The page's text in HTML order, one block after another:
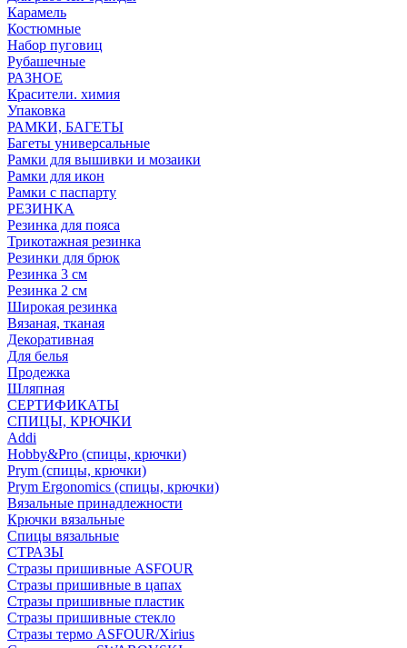
Карамель
Костюмные
Набор пуговиц
Рубашечные
РАЗНОЕ
Красители. химия
Упаковка
РАМКИ, БАГЕТЫ
Багеты универсальные
Рамки для вышивки и мозаики
Рамки для икон
Рамки с паспарту
РЕЗИНКА
Резинка для пояса
Трикотажная резинка
Резинки для брюк
Резинка 3 см
Резинка 2 см
Широкая резинка
Вязаная, тканая
Декоративная
Для белья
Продежка
Шляпная
СЕРТИФИКАТЫ
СПИЦЫ, КРЮЧКИ
Addi
Hobby&Pro (спицы, крючки)
Prym (спицы, крючки)
Prym Ergonomics (спицы, крючки)
Вязальные принадлежности
Крючки вязальные
Спицы вязальные
СТРАЗЫ
Стразы пришивные ASFOUR
Стразы пришивные в цапах
Стразы пришивные пластик
Стразы пришивные стекло
Стразы термо ASFOUR/Xirius